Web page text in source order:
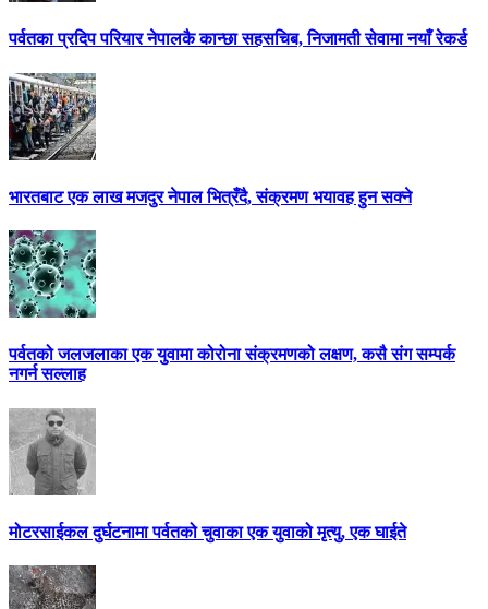
पर्वतका प्रदिप परियार नेपालकै कान्छा सहसचिब, निजामती सेवामा नयाँ रेकर्ड
भारतबाट एक लाख मजदुर नेपाल भित्रँदै, संक्रमण भयावह हुन सक्ने
पर्वतको जलजलाका एक युवामा कोरोना संक्रमणको लक्षण, कसै संग सम्पर्क
नगर्न सल्लाह
मोटरसाईकल दुर्घटनामा पर्वतको चुवाका एक युवाको मृत्यु, एक घाईते